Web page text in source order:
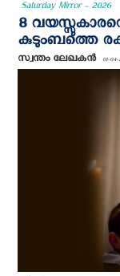
Saturday Mirror - 2026
8
കുടുംബത്തെ
സ്വന്തം ലേഖകന്‍ 01-